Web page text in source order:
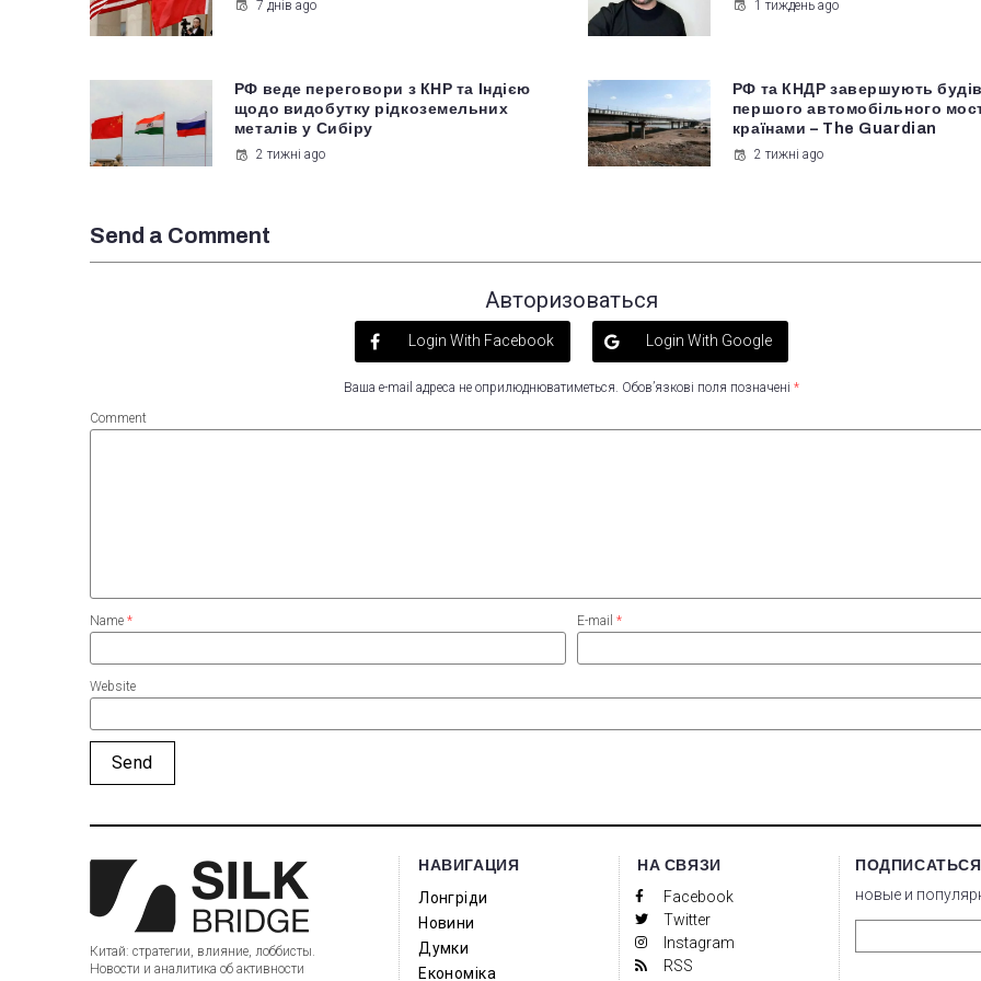
7 днів ago 1 тиждень ago
РФ веде переговори з КНР та Індією
щодо видобутку рідкоземельних
металів у Сибіру
2 тижні ago
РФ та КНДР завершують
першого автомобільного
країнами – The Guardian
2 тижні ago
Send a Comment
Авторизоваться
Login With Facebook Login With Google
Ваша e-mail адреса не оприлюднюватиметься. Обов’язкові поля позначені *
Comment
Name * E-mail *
Website
Китай: стратегии, влияние, лоббисты.
Новости и аналитика об активности
НАВИГАЦИЯ
Лонгріди
Новини
Думки
Економіка
НА СВЯЗИ
Facebook
Twitter
Instagram
RSS
новые и